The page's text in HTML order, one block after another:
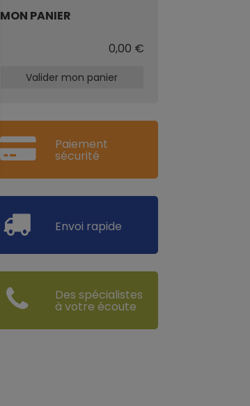
MON PANIER
0,00 €
Valider mon panier
Paiement
sécurité
Envoi rapide
Des spécialistes
à votre écoute